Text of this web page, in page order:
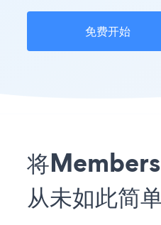
免费开始
将
从未如此简